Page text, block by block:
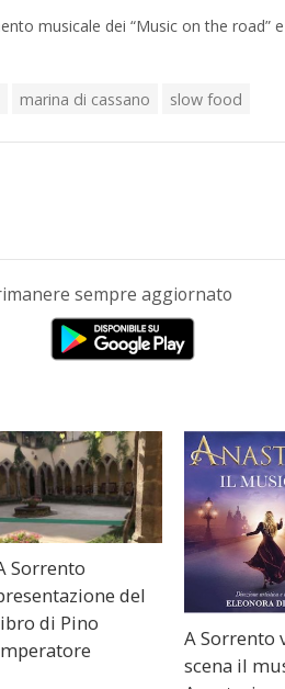
musicale dei “Music on the road”
marina di cassano slow food
sempre aggiornato
Sorrento
del
di Pino
A Sorrento
scena il